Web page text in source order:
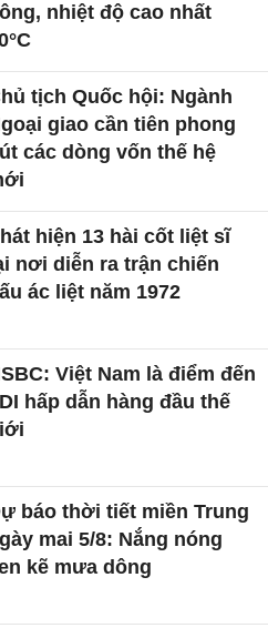
nhiệt độ cao nhất
tịch Quốc hội: Ngành
giao cần tiên phong
các dòng vốn thế hệ
hiện 13 hài cốt liệt sĩ
nơi diễn ra trận chiến
ác liệt năm 1972
Việt Nam là điểm đến
hấp dẫn hàng đầu thế
báo thời tiết miền Trung
mai 5/8: Nắng nóng
kẽ mưa dông